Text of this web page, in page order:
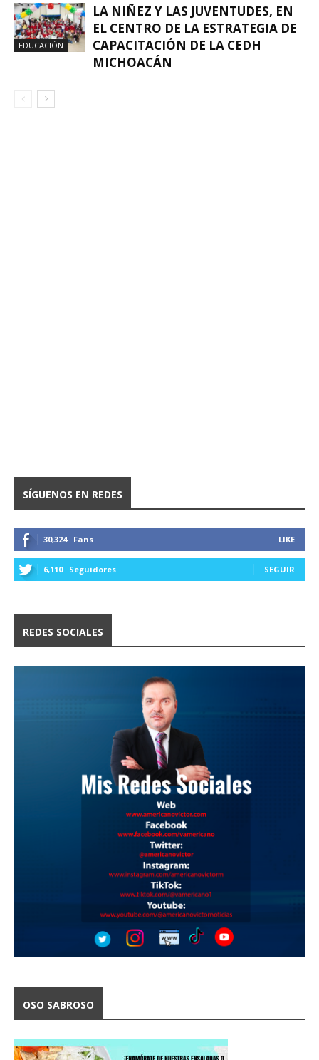
EDUCACIÓN
LA NIÑEZ Y LAS JUVENTUDES, EN
EL CENTRO DE LA ESTRATEGIA DE
CAPACITACIÓN DE LA CEDH
MICHOACÁN
SÍGUENOS EN REDES
30,324 Fans LIKE
6,110 Seguidores SEGUIR
REDES SOCIALES
OSO SABROSO